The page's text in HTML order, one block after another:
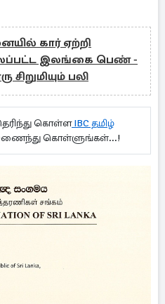
கார் ஏற்றி
இலங்கை பெண் -
சிறுமியும் பலி
கொள்ளIBC தமிழ்
கொள்ளுங்கள்...!